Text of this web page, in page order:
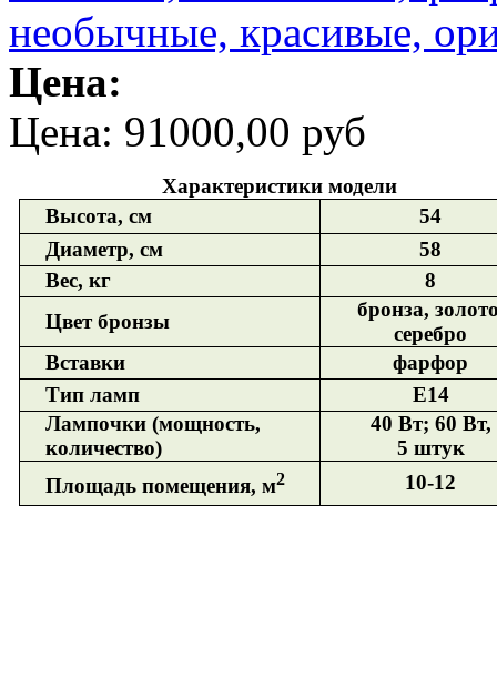
Цена:
Цена: 91000,00 руб
Характеристики модели
Высота, см
54
Диаметр, см
58
Вес, кг
8
Цвет бронзы
бронза,
серебро
Вставки
фарфор
Тип ламп
Е14
Лампочки (мощность,
количество)
40 Вт; 60 Вт,
5 штук
Площадь помещения, м2 10-12